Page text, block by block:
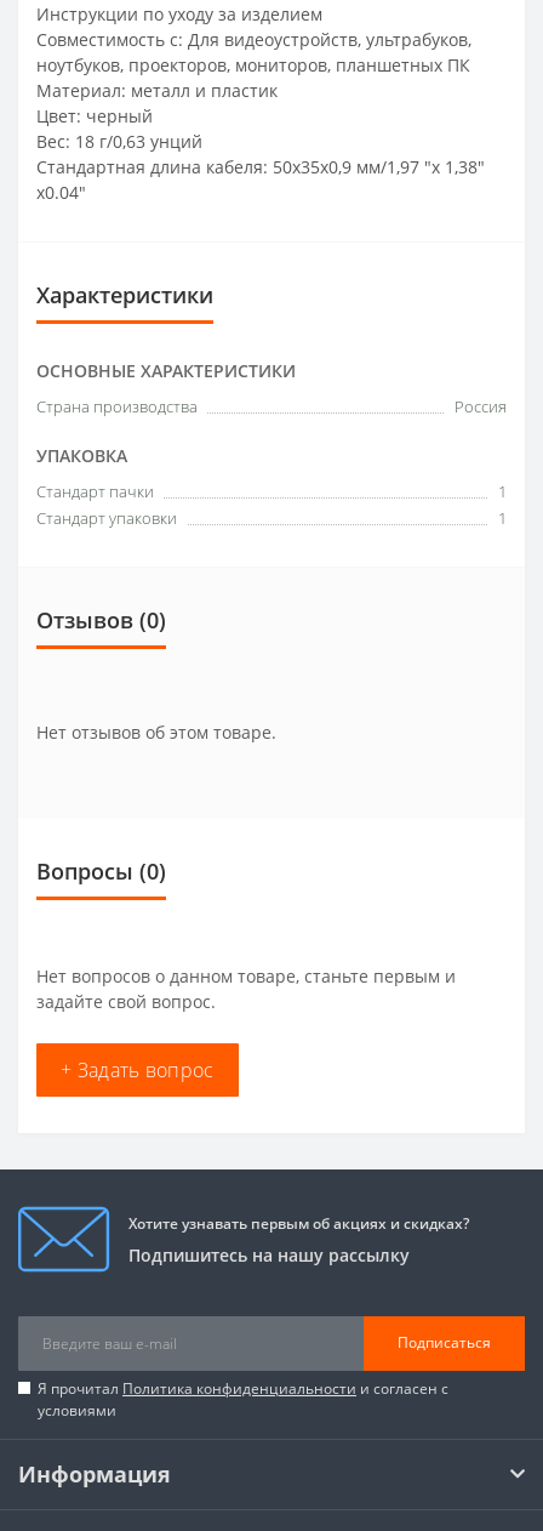
Инструкции по уходу за изделием
Совместимость с: Для видеоустройств, ультрабуков,
ноутбуков, проекторов, мониторов, планшетных ПК
Материал: металл и пластик
Цвет: черный
Вес: 18 г/0,63 унций
Стандартная длина кабеля: 50x35x0,9 мм/1,97 "x 1,38"
x0.04"
Характеристики
ОСНОВНЫЕ ХАРАКТЕРИСТИКИ
Страна производства Россия
УПАКОВКА
Стандарт пачки
1
Стандарт упаковки
1
Отзывов (0)
Нет отзывов об этом товаре.
Вопросы (0)
Нет вопросов о данном товаре, станьте первым и
задайте свой вопрос.
+ Задать вопрос
Хотите узнавать первым об акциях и скидках?
Подпишитесь на нашу рассылку
Подписаться
Я прочитал Политика конфиденциальности и согласен с
условиями
Информация